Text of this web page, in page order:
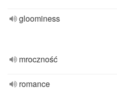
gloominess
mroczność
romance